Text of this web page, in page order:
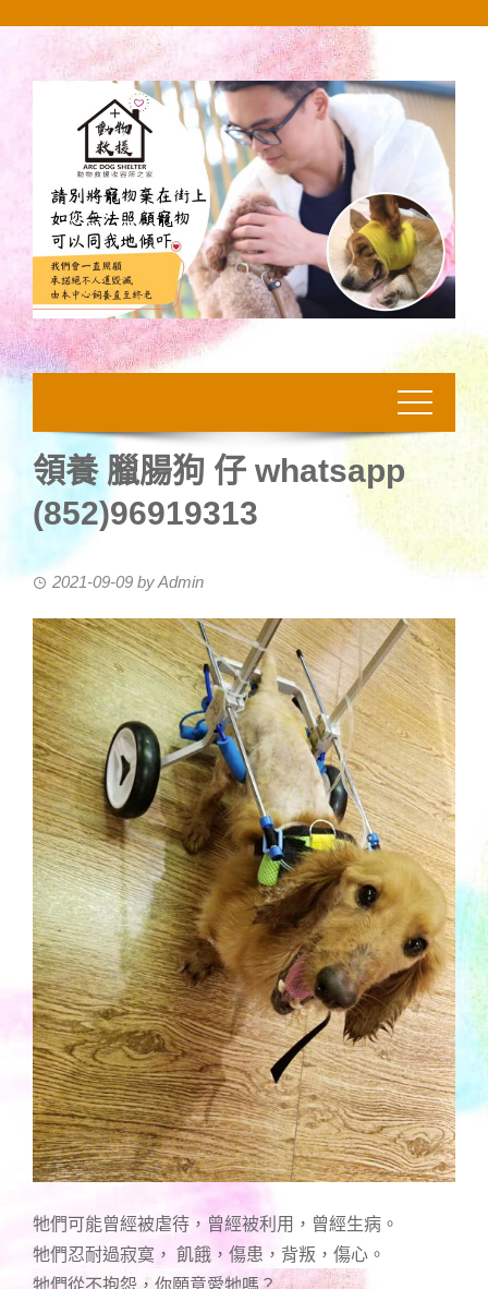
領養 臘腸狗 仔 whatsapp
(852)96919313
2021-09-09 byAdmin
牠們可能曾經被虐待，曾經被利用，曾經生病。
牠們忍耐過寂寞， 飢餓，傷患，背叛，傷心。
牠們從不抱怨，你願意愛牠嗎？